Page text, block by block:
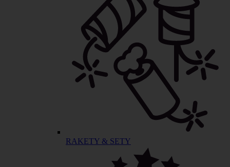
RAKETY & SETY